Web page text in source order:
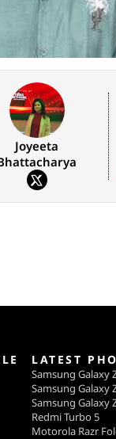
Joyeeta
LATEST
Samsung Galaxy
Samsung Galaxy
Samsung Galaxy
Redmi Turbo 5
Motorola Razr